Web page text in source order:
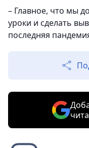
– Главное, что мы
уроки и сделать
последняя